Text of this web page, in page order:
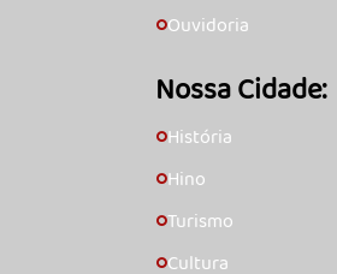
🞇Ouvidoria
Nossa Cidade:
🞇História
🞇Hino
🞇Turismo
🞇Cultura